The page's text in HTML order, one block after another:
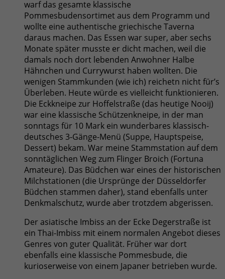
warf das gesamte klassische
Pommesbudensortimet aus dem Programm und
wollte eine authentische griechische Taverna
daraus machen. Das Essen war super, aber sechs
Monate später musste er dicht machen, weil die
damals noch dort lebenden Anwohner Halbe
Hähnchen und Currywurst haben wollten. Die
wenigen Stammkunden (wie ich) reichetn nicht für’s
Überleben. Heute würde es vielleicht funktionieren.
Die Eckkneipe zur Hoffelstraße (das heutige Nooij)
war eine klassische Schützenkneipe, in der man
sonntags für 10 Mark ein wunderbares klassisch-
deutsches 3-Gänge-Menü (Suppe, Hauptspeise,
Dessert) bekam. War meine Stammstation auf dem
sonntäglichen Weg zum Flinger Broich (Fortuna
Amateure). Das Büdchen war eines der historischen
Milchstationen (die Ursprünge der Düsseldorfer
Büdchen stammen daher), stand ebenfalls unter
Denkmalschutz, wurde aber trotzdem abgerissen.
Der asiatische Imbiss an der Ecke Degerstraße ist
ein Thai-Imbiss mit einem normalen Angebot dieses
Genres von guter Qualität. Früher war dort
ebenfalls eine klassische Pommesbude, die
kurioserweise von einem Japaner betrieben wurde.